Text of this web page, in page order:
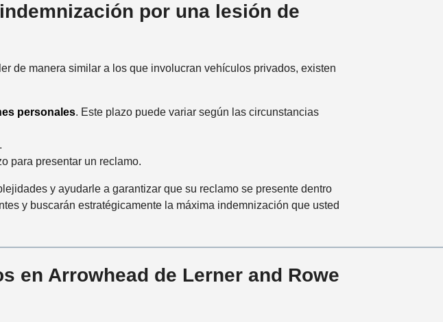
por una lesión de
de manera similar a los que involucran vehículos privados, existen
personales. Este plazo puede variar según las circunstancias
para presentar un reclamo.
y ayudarle a garantizar que su reclamo se presente dentro
y buscarán estratégicamente la máxima indemnización que usted
en Arrowhead de Lerner and Rowe